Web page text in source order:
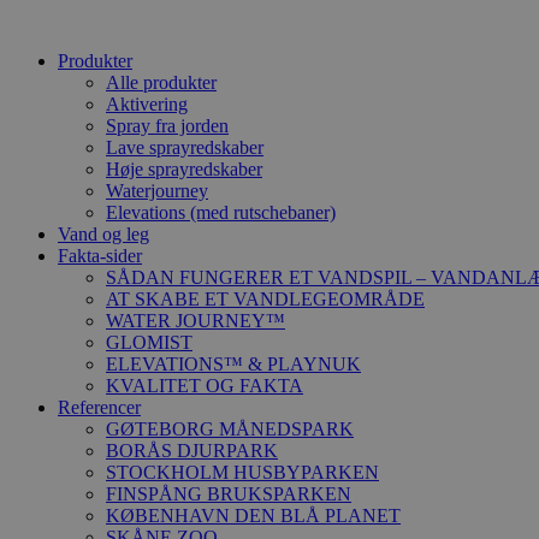
Produkter
Alle produkter
Aktivering
Spray fra jorden
Lave sprayredskaber
Høje sprayredskaber
Waterjourney
Elevations (med rutschebaner)
Vand og leg
Fakta-sider
SÅDAN FUNGERER ET VANDSPIL –
AT SKABE ET VANDLEGEOMRÅDE
WATER JOURNEY™
GLOMIST
ELEVATIONS™ & PLAYNUK
KVALITET OG FAKTA
Referencer
GØTEBORG MÅNEDSPARK
BORÅS DJURPARK
STOCKHOLM HUSBYPARKEN
FINSPÅNG BRUKSPARKEN
KØBENHAVN DEN BLÅ PLANET